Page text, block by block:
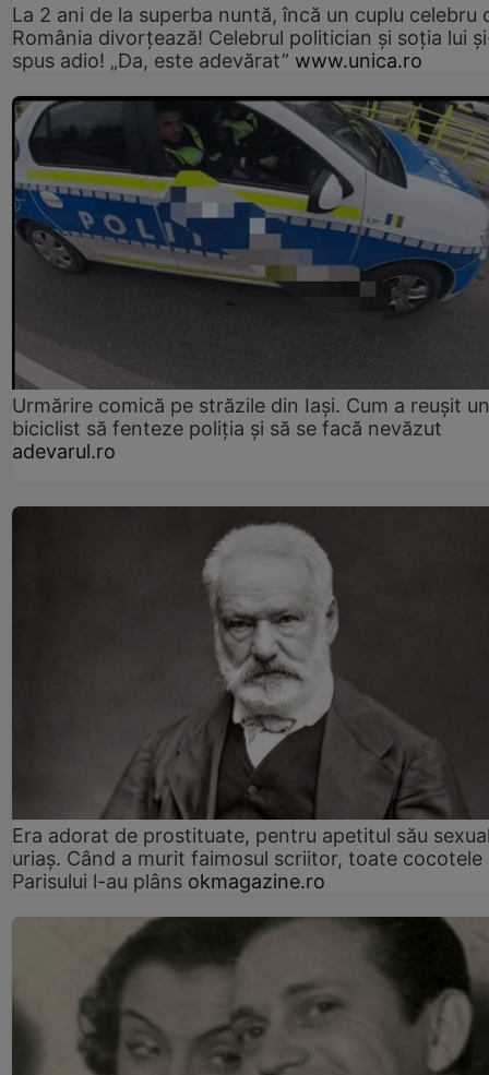
La 2 ani de la superba nuntă, încă un cuplu celebru
România divorțează! Celebrul politician și soția lui
spus adio! „Da, este adevărat” www.unica.ro
Urmărire comică pe străzile din Iași. Cum a reușit un
biciclist să fenteze poliția și să se facă nevăzut
adevarul.ro
Era adorat de prostituate, pentru apetitul său
uriaș. Când a murit faimosul scriitor, toate cocotele
Parisului l-au plâns okmagazine.ro